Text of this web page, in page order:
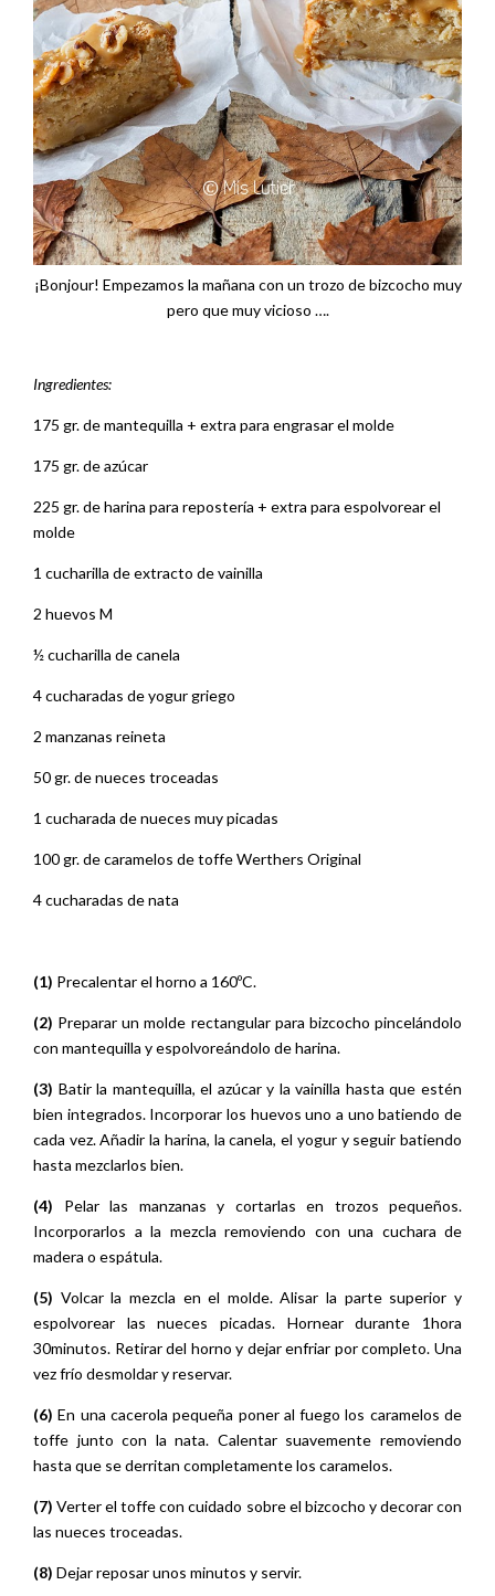
¡Bonjour! Empezamos la mañana con un trozo de bizcocho muy
pero que muy vicioso ….
Ingredientes:
175 gr. de mantequilla + extra para engrasar el molde
175 gr. de azúcar
225 gr. de harina para repostería + extra para espolvorear el
molde
1 cucharilla de extracto de vainilla
2 huevos M
½ cucharilla de canela
4 cucharadas de yogur griego
2 manzanas reineta
50 gr. de nueces troceadas
1 cucharada de nueces muy picadas
100 gr. de caramelos de toffe Werthers Original
4 cucharadas de nata
(1) Precalentar el horno a 160ºC.
(2) Preparar un molde rectangular para bizcocho pincelándolo
con mantequilla y espolvoreándolo de harina.
(3) Batir la mantequilla, el azúcar y la vainilla hasta que estén
bien integrados. Incorporar los huevos uno a uno batiendo de
cada vez. Añadir la harina, la canela, el yogur y seguir batiendo
hasta mezclarlos bien.
(4) Pelar las manzanas y cortarlas en trozos pequeños.
Incorporarlos a la mezcla removiendo con una cuchara de
madera o espátula.
(5) Volcar la mezcla en el molde. Alisar la parte superior y
espolvorear las nueces picadas. Hornear durante 1hora
30minutos. Retirar del horno y dejar enfriar por completo. Una
vez frío desmoldar y reservar.
(6) En una cacerola pequeña poner al fuego los caramelos de
toffe junto con la nata. Calentar suavemente removiendo
hasta que se derritan completamente los caramelos.
(7) Verter el toffe con cuidado sobre el bizcocho y decorar con
las nueces troceadas.
(8) Dejar reposar unos minutos y servir.